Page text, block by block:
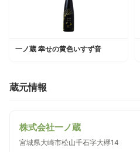
一ノ蔵 幸せの黄色いすず音
蔵元情報
株式会社一ノ蔵
宮城県大崎市松山千石字大欅14